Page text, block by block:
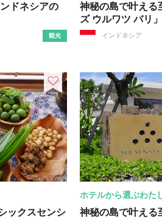
ドネシアの
観光
神秘の島で叶える
ズ ウルワツ バリ
インドネシア
ックスセンシ
ホテルから選ぶわた
神秘の島で叶える